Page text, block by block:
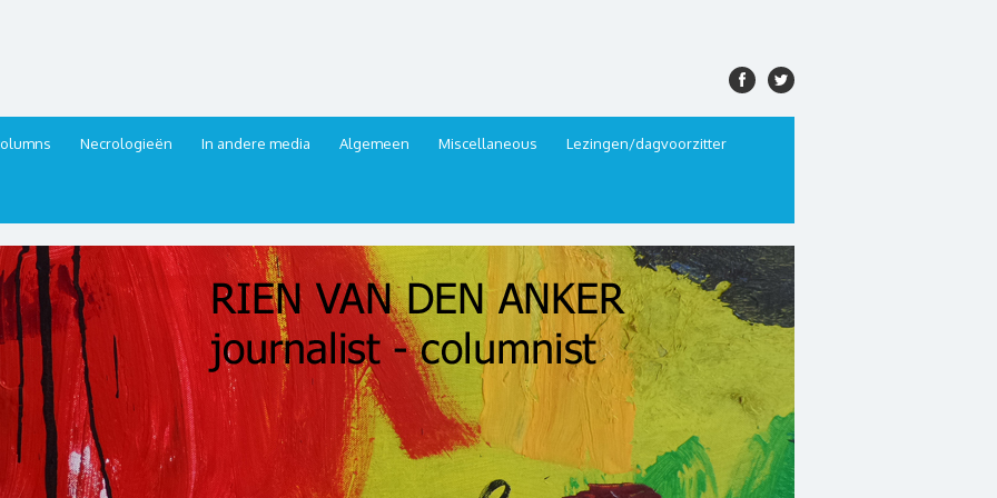
Necrologieën In andere media Algemeen Miscellaneous Lezingen/dagvoorzitter